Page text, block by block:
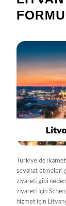
FORMU
Türkiye de
seyahat etmeleri
ziyareti gibi
ziyareti için
hizmet için